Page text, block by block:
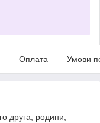
Оплата Умови
друга, родини,